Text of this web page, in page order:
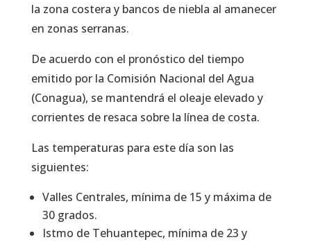
la zona costera y bancos de niebla al amanecer
en zonas serranas.
De acuerdo con el pronóstico del tiempo
emitido por la Comisión Nacional del Agua
(Conagua), se mantendrá el oleaje elevado y
corrientes de resaca sobre la línea de costa.
Las temperaturas para este día son las
siguientes:
Valles Centrales, mínima de 15 y máxima de
30 grados.
Istmo de Tehuantepec, mínima de 23 y